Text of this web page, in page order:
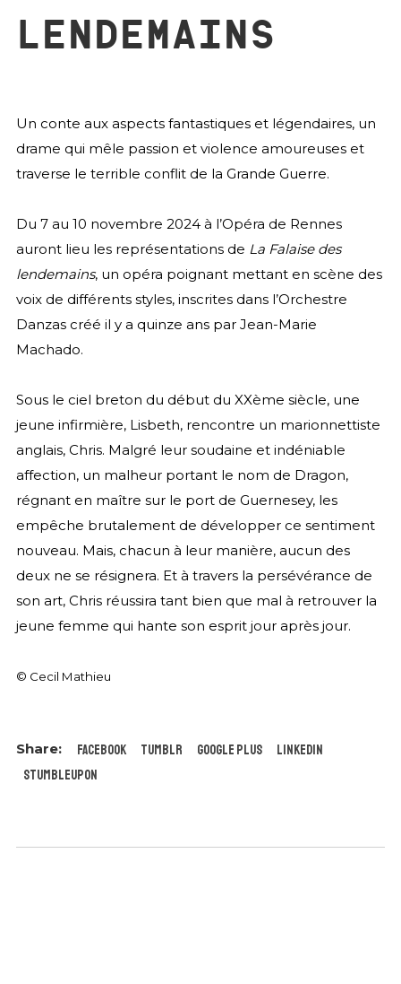
LENDEMAINS
Un conte aux aspects fantastiques et légendaires, un
drame qui mêle passion et violence amoureuses et
traverse le terrible conflit de la Grande Guerre.
Du 7 au 10 novembre 2024 à l’Opéra de Rennes
auront lieu les représentations de La Falaise des
lendemains, un opéra poignant mettant en scène des
voix de différents styles, inscrites dans l’Orchestre
Danzas créé il y a quinze ans par Jean-Marie
Machado.
Sous le ciel breton du début du XXème siècle, une
jeune infirmière, Lisbeth, rencontre un marionnettiste
anglais, Chris. Malgré leur soudaine et indéniable
affection, un malheur portant le nom de Dragon,
régnant en maître sur le port de Guernesey, les
empêche brutalement de développer ce sentiment
nouveau. Mais, chacun à leur manière, aucun des
deux ne se résignera. Et à travers la persévérance de
son art, Chris réussira tant bien que mal à retrouver la
jeune femme qui hante son esprit jour après jour.
© Cecil Mathieu
Facebook Tumblr Google Plus
LinkedIn
StumbleUpon